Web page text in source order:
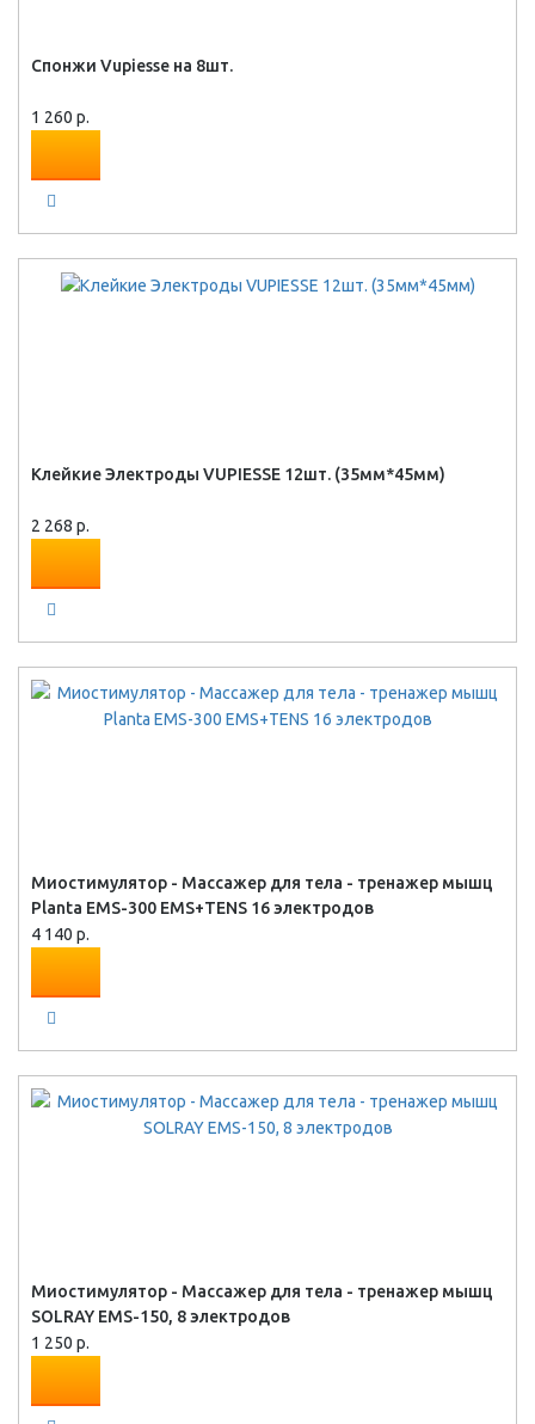
Спонжи Vupiesse на 8шт.
1 260 р.
Клейкие Электроды VUPIESSE 12шт. (35мм*45мм)
2 268 р.
Миостимулятор - Массажер для тела - тренажер мышц
Planta EMS-300 EMS+TENS 16 электродов
4 140 р.
Миостимулятор - Массажер для тела - тренажер мышц
SOLRAY EMS-150, 8 электродов
1 250 р.